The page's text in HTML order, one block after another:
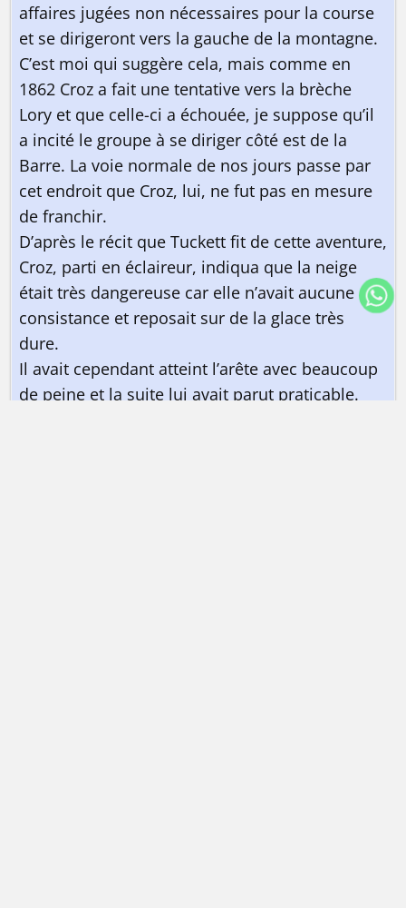
affaires jugées non nécessaires pour la course
et se dirigeront vers la gauche de la montagne.
C’est moi qui suggère cela, mais comme en
1862 Croz a fait une tentative vers la brèche
Lory et que celle-ci a échouée, je suppose qu’il
a incité le groupe à se diriger côté est de la
Barre. La voie normale de nos jours passe par
cet endroit que Croz, lui, ne fut pas en mesure
de franchir.
D’après le récit que Tuckett fit de cette aventure,
Croz, parti en éclaireur, indiqua que la neige
était très dangereuse car elle n’avait aucune
consistance et reposait sur de la glace très
dure.
Il avait cependant atteint l’arête avec beaucoup
de peine et la suite lui avait parut praticable.